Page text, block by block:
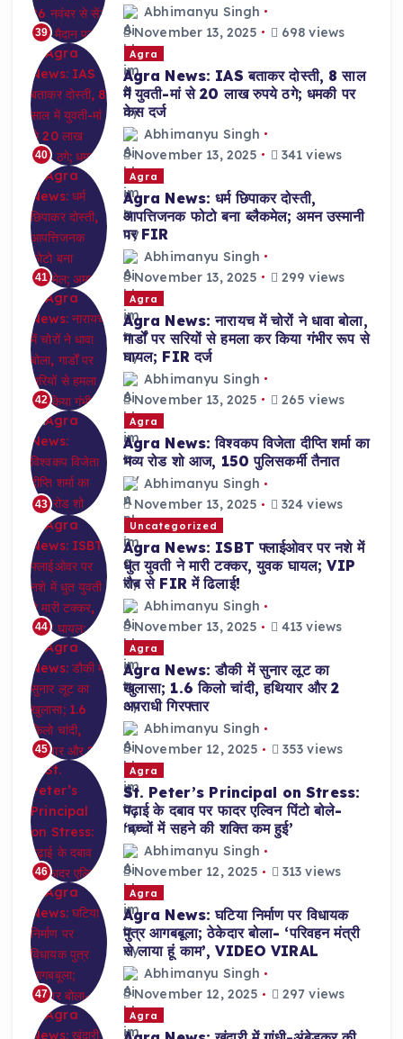
39
Abhimanyu Singh
November 13, 2025
698 views
40
Agra
Agra News: IAS बताकर दोस्ती, 8 साल
में युवती-मां से 20 लाख रुपये ठगे; धमकी पर
केस दर्ज
Abhimanyu Singh
November 13, 2025
341 views
41
Agra
Agra News: धर्म छिपाकर दोस्ती,
आपत्तिजनक फोटो बना ब्लैकमेल; अमन उस्मानी
पर FIR
Abhimanyu Singh
November 13, 2025
299 views
42
Agra
Agra News: नारायच में चोरों ने धावा बोला,
गार्डों पर सरियों से हमला कर किया गंभीर रूप से
घायल; FIR दर्ज
Abhimanyu Singh
November 13, 2025
265 views
43
Agra
Agra News: विश्वकप विजेता दीप्ति शर्मा का
भव्य रोड शो आज, 150 पुलिसकर्मी तैनात
Abhimanyu Singh
November 13, 2025
324 views
44
Uncategorized
Agra News: ISBT फ्लाईओवर पर नशे में
धुत युवती ने मारी टक्कर, युवक घायल; VIP
रौब से FIR में ढिलाई!
Abhimanyu Singh
November 13, 2025
413 views
45
Agra
Agra News: डौकी में सुनार लूट का
खुलासा; 1.6 किलो चांदी, हथियार और 2
अपराधी गिरफ्तार
Abhimanyu Singh
November 12, 2025
353 views
46
Agra
St. Peter’s Principal on Stress:
पढ़ाई के दबाव पर फादर एल्विन पिंटो बोले-
‘बच्चों में सहने की शक्ति कम हुई’
Abhimanyu Singh
November 12, 2025
313 views
47
Agra
Agra News: घटिया निर्माण पर विधायक
पुत्र आगबबूला; ठेकेदार बोला- ‘परिवहन मंत्री
से लाया हूं काम’, VIDEO VIRAL
Abhimanyu Singh
November 12, 2025
297 views
Agra